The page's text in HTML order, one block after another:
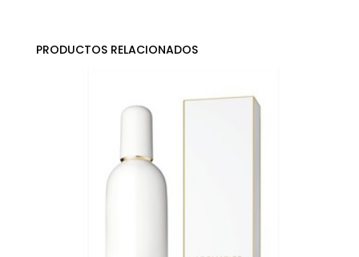
PRODUCTOS RELACIONADOS